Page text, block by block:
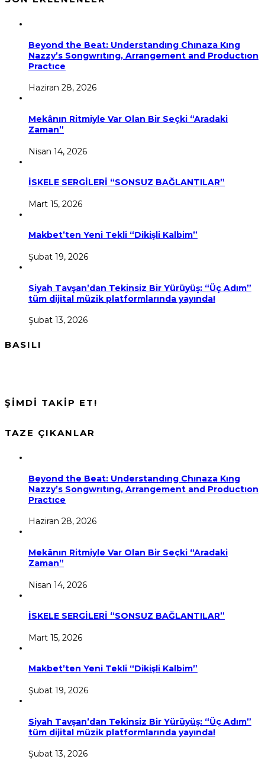
Beyond the Beat: Understandıng Chınaza Kıng
Nazzy’s Songwrıtıng, Arrangement and Productıon
Practıce
Haziran 28, 2026
Mekânın Ritmiyle Var Olan Bir Seçki “Aradaki
Zaman”
Nisan 14, 2026
İSKELE SERGİLERİ “SONSUZ BAĞLANTILAR”
Mart 15, 2026
Makbet’ten Yeni Tekli “Dikişli Kalbim”
Şubat 19, 2026
Siyah Tavşan’dan Tekinsiz Bir Yürüyüş: “Üç Adım”
tüm dijital müzik platformlarında yayında!
Şubat 13, 2026
BASILI
ŞİMDİ TAKİP ET!
TAZE ÇIKANLAR
Beyond the Beat: Understandıng Chınaza Kıng
Nazzy’s Songwrıtıng, Arrangement and Productıon
Practıce
Haziran 28, 2026
Mekânın Ritmiyle Var Olan Bir Seçki “Aradaki
Zaman”
Nisan 14, 2026
İSKELE SERGİLERİ “SONSUZ BAĞLANTILAR”
Mart 15, 2026
Makbet’ten Yeni Tekli “Dikişli Kalbim”
Şubat 19, 2026
Siyah Tavşan’dan Tekinsiz Bir Yürüyüş: “Üç Adım”
tüm dijital müzik platformlarında yayında!
Şubat 13, 2026